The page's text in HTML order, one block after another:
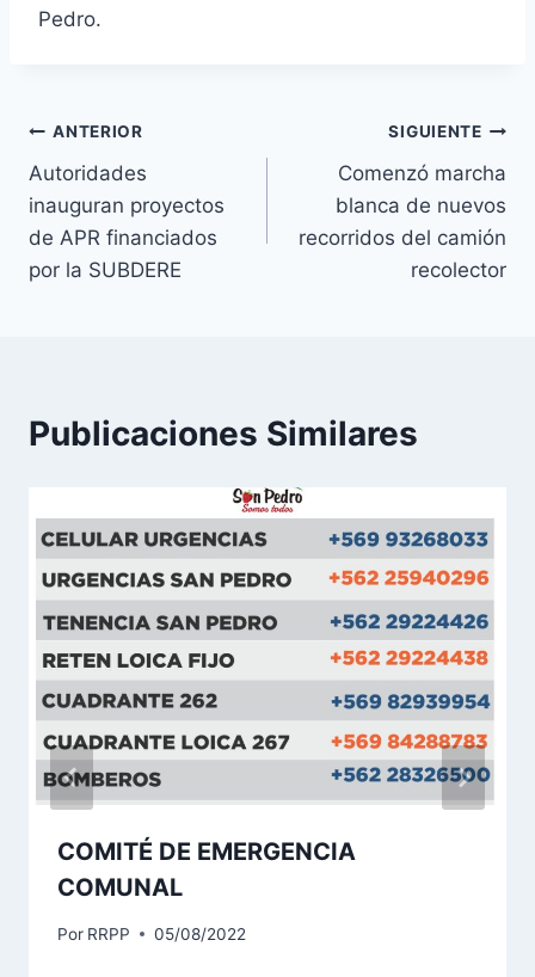
Pedro.
ANTERIOR
Autoridades
inauguran proyectos
de APR financiados
por la SUBDERE
SIGUIENTE
Comenzó marcha
blanca de nuevos
recorridos del camión
recolector
Publicaciones Similares
COMITÉ DE EMERGENCIA
COMUNAL
Por RRPP 05/08/2022